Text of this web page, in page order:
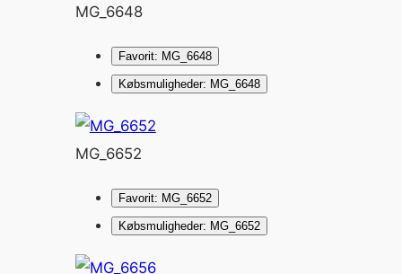
MG_6648
Favorit: MG_6648
Købsmuligheder: MG_6648
MG_6652
Favorit: MG_6652
Købsmuligheder: MG_6652